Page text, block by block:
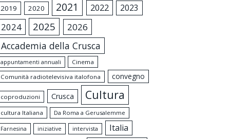
2019 2020 2021 2022 2023
2024 2025 2026
Accademia della Crusca
appuntamenti annuali
Cinema
Comunità radiotelevisiva italofona
convegno
coproduzioni Crusca Cultura
cultura Italiana Da Roma a Gerusalemme
Farnesina iniziative intervista Italia